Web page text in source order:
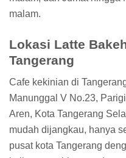
malam.
Lokasi Latte
Tangerang
Cafe kekinian di
Manunggal V No.23,
Aren, Kota Tangerang
mudah dijangkau, hanya
pusat kota Tangerang